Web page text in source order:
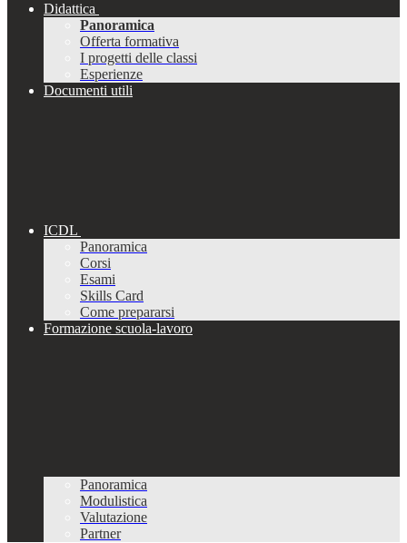
Didattica
Panoramica
Offerta formativa
I progetti delle classi
Esperienze
Documenti utili
ICDL
Panoramica
Corsi
Esami
Skills Card
Come prepararsi
Formazione scuola-lavoro
Panoramica
Modulistica
Valutazione
Partner